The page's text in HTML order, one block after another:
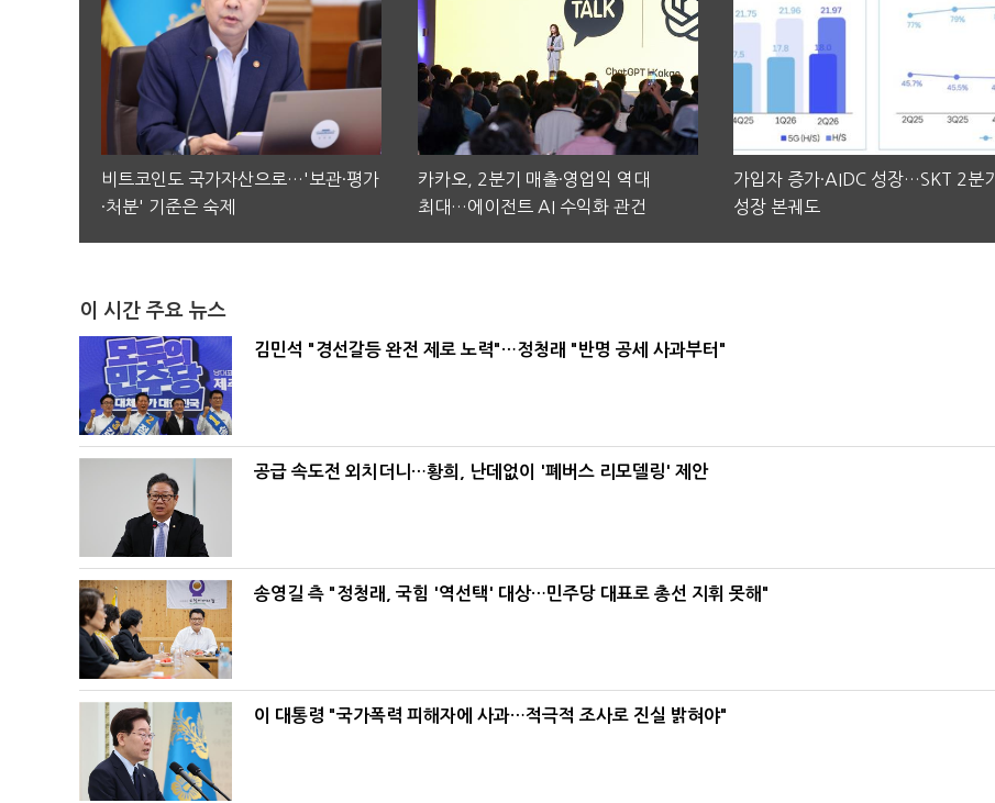
비트코인도 국가자산으로…'보관·평가
·처분' 기준은 숙제
카카오, 2분기 매출·영업익 역대
최대…에이전트 AI 수익화 관건
가입자 증가·AIDC 성장…SKT 2분기
성장 본궤도
이 시간 주요 뉴스
김민석 "경선갈등 완전 제로 노력"…정청래 "반명 공세 사과부터"
공급 속도전 외치더니…황희, 난데없이 '폐버스 리모델링' 제안
송영길 측 "정청래, 국힘 '역선택' 대상…민주당 대표로 총선 지휘 못해"
이 대통령 "국가폭력 피해자에 사과…적극적 조사로 진실 밝혀야"